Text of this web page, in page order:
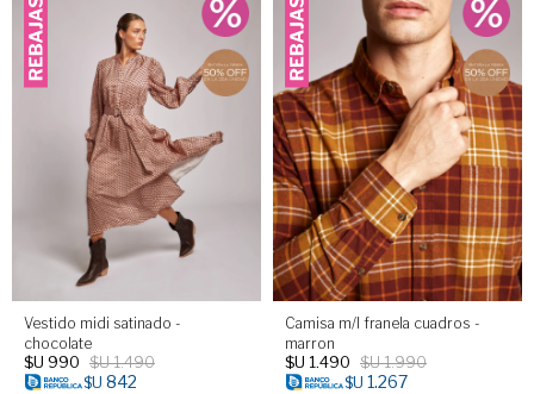
Vestido midi satinado -
chocolate
$U 990 $U1.490
$U 842
Camisa m/l franela cuadros -
marron
$U 1.490 $U1.990
$U 1.267